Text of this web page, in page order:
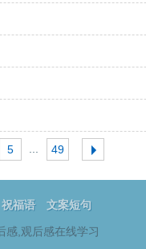
5 49
祝福语 文案短句
感,观后感在线学习